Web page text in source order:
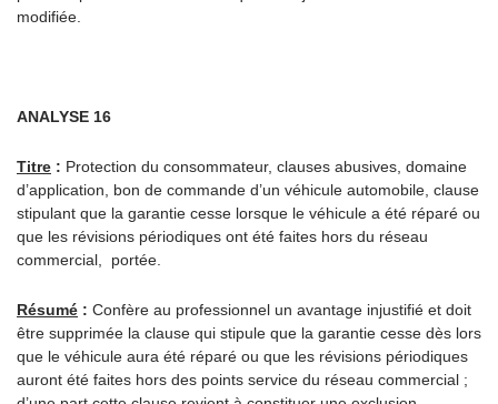
modifiée.
ANALYSE 16
Titre : Protection du consommateur, clauses abusives, domaine
d’application, bon de commande d’un véhicule automobile, clause
stipulant que la garantie cesse lorsque le véhicule a été réparé ou
que les révisions périodiques ont été faites hors du réseau
commercial, portée.
Résumé : Confère au professionnel un avantage injustifié et doit
être supprimée la clause qui stipule que la garantie cesse dès lors
que le véhicule aura été réparé ou que les révisions périodiques
auront été faites hors des points service du réseau commercial ;